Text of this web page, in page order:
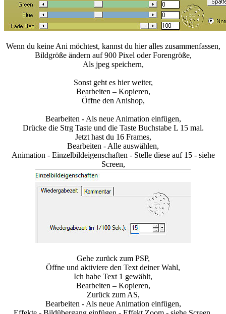
Wenn du keine Ani möchtest, kannst du hier alles zusammenfassen,
Bildgröße ändern auf 900 Pixel oder Forengröße,
Als jpeg speichern,
Sonst geht es hier weiter,
Bearbeiten – Kopieren,
Öffne den Anishop,
Bearbeiten - Als neue Animation einfügen,
Drücke die Strg Taste und die Taste Buchstabe L 15 mal.
Jetzt hast du 16 Frames,
Bearbeiten - Alle auswählen,
Animation - Einzelbildeigenschaften - Stelle diese auf 15 - siehe
Screen,
Gehe zurück zum PSP,
Öffne und aktiviere den Text deiner Wahl,
Ich habe Text 1 gewählt,
Bearbeiten – Kopieren,
Zurück zum AS,
Bearbeiten - Als neue Animation einfügen,